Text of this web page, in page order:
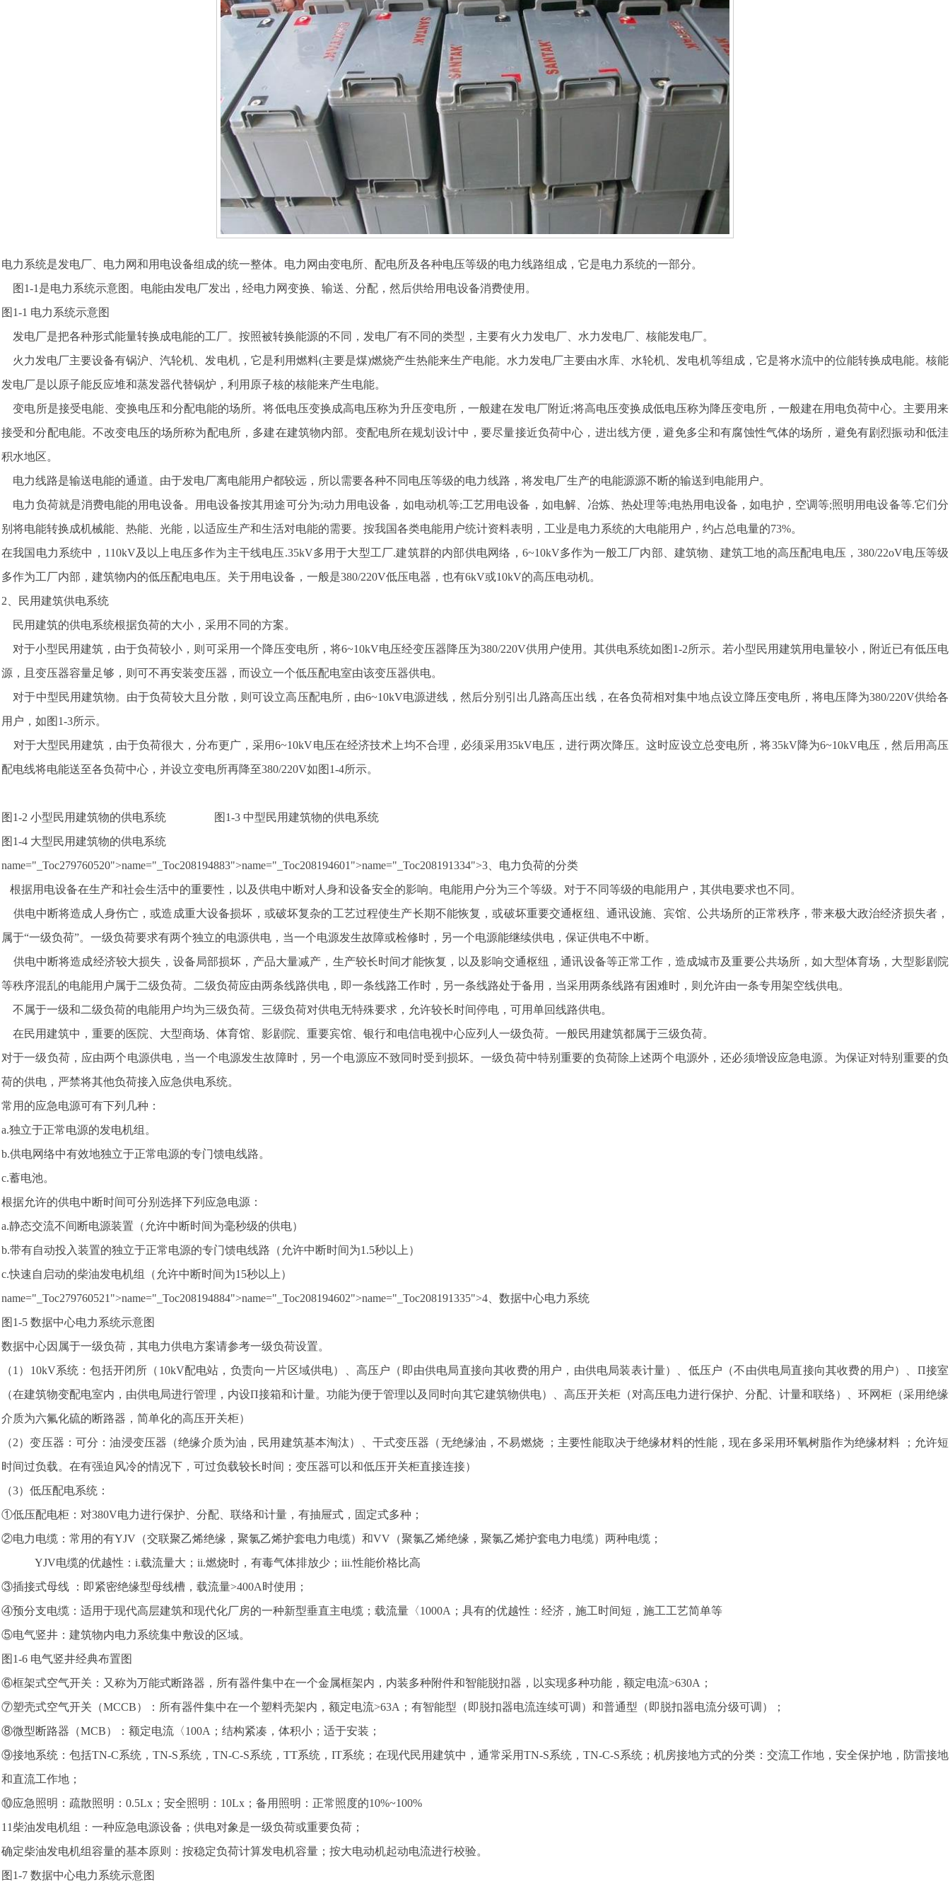
电力系统是发电厂、电力网和用电设备组成的统一整体。电力网由变电所、配电所及各种电压等级的电力线路组成，它是电力系统的一部分。
图1-1是电力系统示意图。电能由发电厂发出，经电力网变换、输送、分配，然后供给用电设备消费使用。
图1-1 电力系统示意图
发电厂是把各种形式能量转换成电能的工厂。按照被转换能源的不同，发电厂有不同的类型，主要有火力发电厂、水力发电厂、核能发电厂。
火力发电厂主要设备有锅沪、汽轮机、发电机，它是利用燃料(主要是煤)燃烧产生热能来生产电能。水力发电厂主要由水库、水轮机、发电机等组成，它是将水流中的位能转换成电能。核能
发电厂是以原子能反应堆和蒸发器代替锅炉，利用原子核的核能来产生电能。
变电所是接受电能、变换电压和分配电能的场所。将低电压变换成高电压称为升压变电所，一般建在发电厂附近;将高电压变换成低电压称为降压变电所，一般建在用电负荷中心。主要用来
接受和分配电能。不改变电压的场所称为配电所，多建在建筑物内部。变配电所在规划设计中，要尽量接近负荷中心，进出线方便，避免多尘和有腐蚀性气体的场所，避免有剧烈振动和低洼
积水地区。
电力线路是输送电能的通道。由于发电厂离电能用户都较远，所以需要各种不同电压等级的电力线路，将发电厂生产的电能源源不断的输送到电能用户。
电力负荷就是消费电能的用电设备。用电设备按其用途可分为;动力用电设备，如电动机等;工艺用电设备，如电解、冶炼、热处理等;电热用电设备，如电护，空调等;照明用电设备等.它们分
别将电能转换成机械能、热能、光能，以适应生产和生活对电能的需要。按我国各类电能用户统计资料表明，工业是电力系统的大电能用户，约占总电量的73%。
在我国电力系统中，110kV及以上电压多作为主干线电压.35kV多用于大型工厂.建筑群的内部供电网络，6~10kV多作为一般工厂内部、建筑物、建筑工地的高压配电电压，380/22oV电压等级
多作为工厂内部，建筑物内的低压配电电压。关于用电设备，一般是380/220V低压电器，也有6kV或10kV的高压电动机。
2、民用建筑供电系统
民用建筑的供电系统根据负荷的大小，采用不同的方案。
对于小型民用建筑，由于负荷较小，则可采用一个降压变电所，将6~10kV电压经变压器降压为380/220V供用户使用。其供电系统如图1-2所示。若小型民用建筑用电量较小，附近已有低压电
源，且变压器容量足够，则可不再安装变压器，而设立一个低压配电室由该变压器供电。
对于中型民用建筑物。由于负荷较大且分散，则可设立高压配电所，由6~10kV电源进线，然后分别引出几路高压出线，在各负荷相对集中地点设立降压变电所，将电压降为380/220V供给各
用户，如图1-3所示。
对于大型民用建筑，由于负荷很大，分布更广，采用6~10kV电压在经济技术上均不合理，必须采用35kV电压，进行两次降压。这时应设立总变电所，将35kV降为6~10kV电压，然后用高压
配电线将电能送至各负荷中心，并设立变电所再降至380/220V如图1-4所示。
图1-2 小型民用建筑物的供电系统 图1-3 中型民用建筑物的供电系统
图1-4 大型民用建筑物的供电系统
name="_Toc279760520">name="_Toc208194883">name="_Toc208194601">name="_Toc208191334">3、电力负荷的分类
根据用电设备在生产和社会生活中的重要性，以及供电中断对人身和设备安全的影响。电能用户分为三个等级。对于不同等级的电能用户，其供电要求也不同。
供电中断将造成人身伤亡，或造成重大设备损坏，或破坏复杂的工艺过程使生产长期不能恢复，或破坏重要交通枢纽、通讯设施、宾馆、公共场所的正常秩序，带来极大政治经济损失者，
属于“一级负荷”。一级负荷要求有两个独立的电源供电，当一个电源发生故障或检修时，另一个电源能继续供电，保证供电不中断。
供电中断将造成经济较大损失，设备局部损坏，产品大量减产，生产较长时间才能恢复，以及影响交通枢纽，通讯设备等正常工作，造成城市及重要公共场所，如大型体育场，大型影剧院
等秩序混乱的电能用户属于二级负荷。二级负荷应由两条线路供电，即一条线路工作时，另一条线路处于备用，当采用两条线路有困难时，则允许由一条专用架空线供电。
不属于一级和二级负荷的电能用户均为三级负荷。三级负荷对供电无特殊要求，允许较长时间停电，可用单回线路供电。
在民用建筑中，重要的医院、大型商场、体育馆、影剧院、重要宾馆、银行和电信电视中心应列人一级负荷。一般民用建筑都属于三级负荷。
对于一级负荷，应由两个电源供电，当一个电源发生故障时，另一个电源应不致同时受到损坏。一级负荷中特别重要的负荷除上述两个电源外，还必须增设应急电源。为保证对特别重要的负
荷的供电，严禁将其他负荷接入应急供电系统。
常用的应急电源可有下列几种：
a.独立于正常电源的发电机组。
b.供电网络中有效地独立于正常电源的专门馈电线路。
c.蓄电池。
根据允许的供电中断时间可分别选择下列应急电源：
a.静态交流不间断电源装置（允许中断时间为毫秒级的供电）
b.带有自动投入装置的独立于正常电源的专门馈电线路（允许中断时间为1.5秒以上）
c.快速自启动的柴油发电机组（允许中断时间为15秒以上）
name="_Toc279760521">name="_Toc208194884">name="_Toc208194602">name="_Toc208191335">4、数据中心电力系统
图1-5 数据中心电力系统示意图
数据中心因属于一级负荷，其电力供电方案请参考一级负荷设置。
（1）10kV系统：包括开闭所（10kV配电站，负责向一片区域供电）、高压户（即由供电局直接向其收费的用户，由供电局装表计量）、低压户（不由供电局直接向其收费的用户）、П接室
（在建筑物变配电室内，由供电局进行管理，内设П接箱和计量。功能为便于管理以及同时向其它建筑物供电）、高压开关柜（对高压电力进行保护、分配、计量和联络）、环网柜（采用绝缘
介质为六氟化硫的断路器，简单化的高压开关柜）
（2）变压器：可分：油浸变压器（绝缘介质为油，民用建筑基本淘汰）、干式变压器（无绝缘油，不易燃烧 ；主要性能取决于绝缘材料的性能，现在多采用环氧树脂作为绝缘材料 ；允许短
时间过负载。在有强迫风冷的情况下，可过负载较长时间；变压器可以和低压开关柜直接连接）
（3）低压配电系统：
①低压配电柜：对380V电力进行保护、分配、联络和计量，有抽屉式，固定式多种；
②电力电缆：常用的有YJV（交联聚乙烯绝缘，聚氯乙烯护套电力电缆）和VV（聚氯乙烯绝缘，聚氯乙烯护套电力电缆）两种电缆；
YJV电缆的优越性：i.载流量大；ii.燃烧时，有毒气体排放少；iii.性能价格比高
③插接式母线 ：即紧密绝缘型母线槽，载流量>400A时使用；
④预分支电缆：适用于现代高层建筑和现代化厂房的一种新型垂直主电缆；载流量〈1000A；具有的优越性：经济，施工时间短，施工工艺简单等
⑤电气竖井：建筑物内电力系统集中敷设的区域。
图1-6 电气竖井经典布置图
⑥框架式空气开关：又称为万能式断路器，所有器件集中在一个金属框架内，内装多种附件和智能脱扣器，以实现多种功能，额定电流>630A；
⑦塑壳式空气开关（MCCB）：所有器件集中在一个塑料壳架内，额定电流>63A；有智能型（即脱扣器电流连续可调）和普通型（即脱扣器电流分级可调）；
⑧微型断路器（MCB）：额定电流〈100A；结构紧凑，体积小；适于安装；
⑨接地系统：包括TN-C系统，TN-S系统，TN-C-S系统，TT系统，IT系统；在现代民用建筑中，通常采用TN-S系统，TN-C-S系统；机房接地方式的分类：交流工作地，安全保护地，防雷接地
和直流工作地；
⑩应急照明：疏散照明：0.5Lx；安全照明：10Lx；备用照明：正常照度的10%~100%
11柴油发电机组：一种应急电源设备；供电对象是一级负荷或重要负荷；
确定柴油发电机组容量的基本原则：按稳定负荷计算发电机容量；按大电动机起动电流进行校验。
图1-7 数据中心电力系统示意图